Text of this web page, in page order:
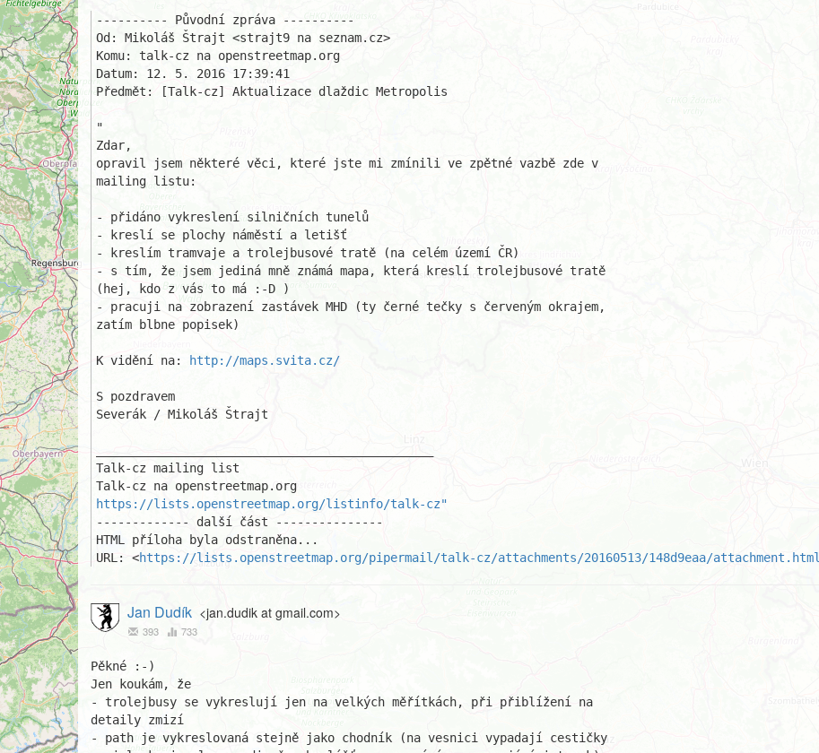
---------- Původní zpráva ----------
Od: Mikoláš Štrajt <strajt9 na seznam.cz>
Komu: talk-cz na openstreetmap.org
Datum: 12. 5. 2016 17:39:41
Předmět: [Talk-cz] Aktualizace dlaždic Metropolis
"
Zdar,
opravil jsem některé věci, které jste mi zmínili ve zpětné vazbě zde v
mailing listu:
- přidáno vykreslení silničních tunelů
- kreslí se plochy náměstí a letišť
- kreslím tramvaje a trolejbusové tratě (na celém území ČR)
- s tím, že jsem jediná mně známá mapa, která kreslí trolejbusové tratě
(hej, kdo z vás to má :-D )
- pracuji na zobrazení zastávek MHD (ty černé tečky s červeným okrajem,
zatím blbne popisek)
K vidění na: http://maps.svita.cz/
S pozdravem
Severák / Mikoláš Štrajt
Talk-cz mailing list
https://lists.openstreetmap.org/listinfo/talk-cz"
------------- další část ---------------
HTML příloha byla odstraněna...
URL: <https://lists.openstreetmap.org/pipermail/talk-cz/attachments/20160513/148d9eaa/attachment.html
Jan Dudík <jan.dudik at gmail.com>
393 733
Pěkné :-)
Jen koukám, že
- trolejbusy se vykreslují jen na velkých měřítkách, při přiblížení na
detaily zmizí
- path je vykreslovaná stejně jako chodník (na vesnici vypadají cestičky